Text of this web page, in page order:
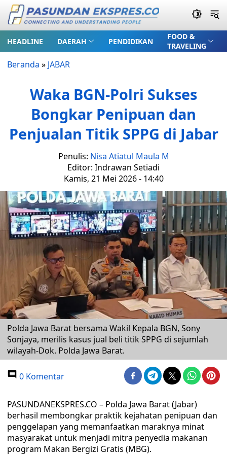
HEADLINE DAERAH PENDIDIKAN
FOOD &
TRAVELING
Beranda » JABAR
Waka BGN-Polri Sukses
Bongkar Penipuan dan
Penjualan Titik SPPG di Jabar
Penulis: Nisa Atiatul Maula M
Editor: Indrawan Setiadi
Kamis, 21 Mei 2026 - 14:40
Polda Jawa Barat bersama Wakil Kepala BGN, Sony
Sonjaya, merilis kasus jual beli titik SPPG di sejumlah
wilayah-Dok. Polda Jawa Barat.
0 Komentar
PASUNDANEKSPRES.CO – Polda Jawa Barat (Jabar)
berhasil membongkar praktik kejahatan penipuan dan
penggelapan yang memanfaatkan maraknya minat
masyarakat untuk menjadi mitra penyedia makanan
program Makan Bergizi Gratis (MBG).